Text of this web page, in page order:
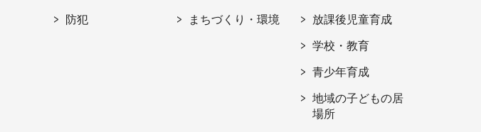
防犯 まちづくり・環境 放課後児童育成
学校・教育
青少年育成
地域の子どもの居
場所